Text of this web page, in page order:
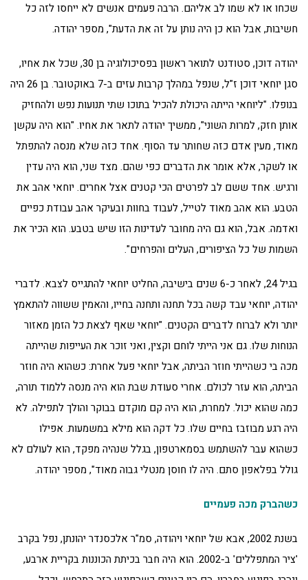
שכחו או לא שמו לב אליהם. הרבה פעמים אנשים לא ייחסו לזה כל
חשיבות, אבל הוא כן היה נותן על זה את הדעת", מספר יהודה.
יהודה דוכן, סטודנט לתואר ראשון בפסיכולוגיה בן 30, שכל את אחיו,
סגן יוחאי דוכן ז"ל, שנפל במהלך קרבות עזים ב-7 באוקטובר. בן 26 היה
בנופלו. "ליוחאי הייתה היכולת להכיל בתוכו שתי תנועות נפש ולהחזיק
אותן חזק, למרות השוני", ממשיך יהודה לתאר את אחיו. "הוא היה עקשן
מאוד, מעין אדם כזה שחותר עד הסוף. אחד כזה שלא מנסה להתפתל
או לשקר, אלא אומר את הדברים כפי שהם. מצד שני, הוא היה עדין
ורגיש. אחד ששם לב לפרטים הכי קטנים אצל אחרים. יוחאי אהב את
הטבע. הוא אהב מאוד לטייל, לעבוד בחוות ובעיקר אהב עבודת כפיים
ואדמה. אבל, הוא גם היה מחובר לעדינות הזו שיש בטבע. הוא הכיר את
השמות של כל הציפורים, העלים והפרחים".
בגיל 24, לאחר כ-6 שנים בישיבה, החליט יוחאי להתגייס לצבא. לדברי
יהודה, יוחאי עבד קשה בכל תחנה ותחנה בחייו, והאמין ששווה להתאמץ
יותר ולא לברוח לדברים הקטנים. "יוחאי שאף לצאת כל הזמן מאזור
הנוחות שלו. גם אני הייתי לוחם וקצין, ואני זוכר את העייפות שהייתה
מכה בי כשהייתי חוזר הביתה, אבל יוחאי פעל אחרת: כשהוא היה חוזר
הביתה, הוא עזר לכולם. אחרי סעודת שבת הוא היה מנסה ללמוד תורה,
כמה שהוא יכול. למחרת, הוא היה קם מוקדם בבוקר והולך לתפילה. לא
היה רגע מבוזבז בחיים שלו. כל דקה הוא מילא במשמעות. אפילו
כשהוא עבר להשתמש בסמארטפון, בגלל שנהיה מפקד, הוא לעולם לא
גולל בפלאפון סתם. היה לו חוסן מנטלי גבוה מאוד", מספר יהודה.
כשהברק מכה פעמיים
בשנת 2002, אבא של יוחאי ויהודה, סמ"ר אלכסנדר יהונתן, נפל בקרב
'ציר המתפללים' ב-2002. הוא היה חבר בכיתת הכוננות בקריית ארבע,